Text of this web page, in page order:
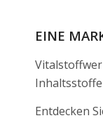
EINE
Entdecken